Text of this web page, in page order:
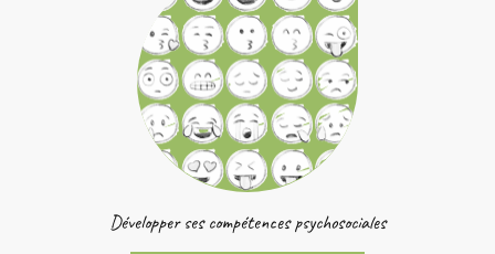
Développer ses compétences psychosociales